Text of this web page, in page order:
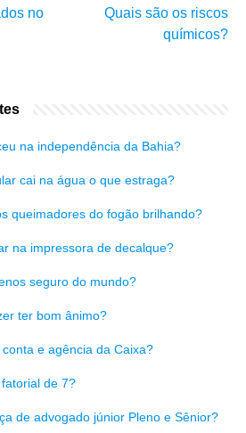
no
Quais são os riscos
químicos?
na independência da Bahia?
cai na água o que estraga?
queimadores do fogão brilhando?
na impressora de decalque?
seguro do mundo?
ter bom ânimo?
e agência da Caixa?
de 7?
de advogado júnior Pleno e Sênior?